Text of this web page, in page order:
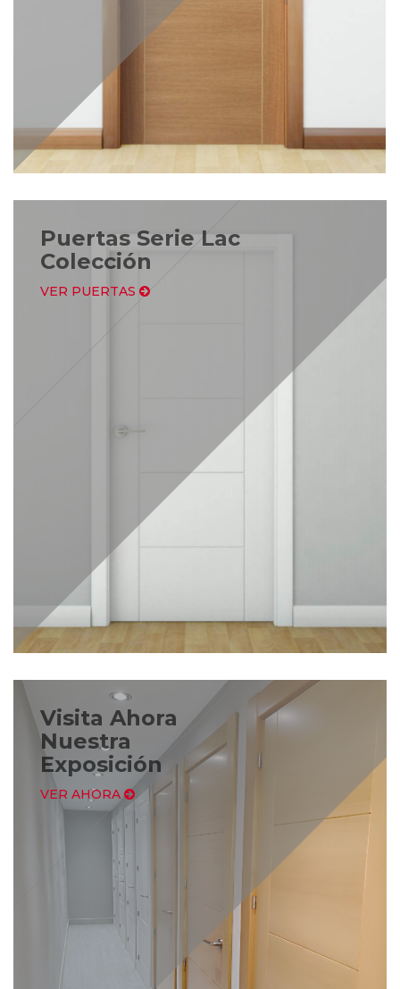
Puertas Serie Lac
Colección
VER PUERTAS
Visita Ahora
Nuestra
Exposición
VER AHORA